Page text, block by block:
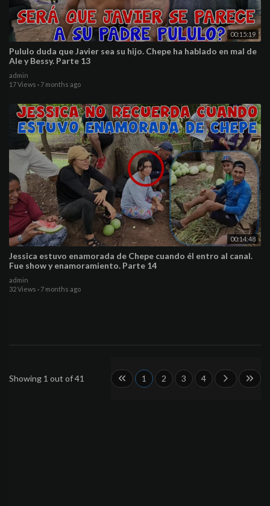
00:15:19
Pululo duda que Javier sea su hijo. Chepe ha hablado en mal de
Ale y Bessy. Parte 13
admin
17 Views ·7 months ago
00:14:48
Jessica estuvo enamorada de Chepe cuando él entro al canal.
Fue show y enamoramiento. Parte 14
admin
32 Views ·7 months ago
Showing 1 out of 41 1 2 3 4